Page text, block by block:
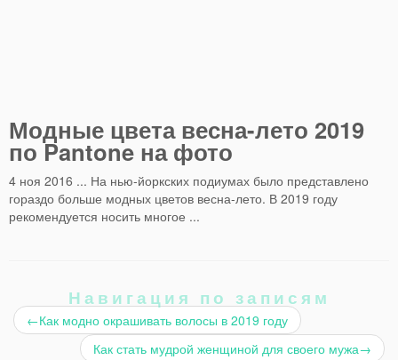
Модные цвета весна-лето 2019
по Pantone на фото
4 ноя 2016 ... На нью-йоркских подиумах было представлено
гораздо больше модных цветов весна-лето. В 2019 году
рекомендуется носить многое ...
Навигация по записям
←Как модно окрашивать волосы в 2019 году
Как стать мудрой женщиной для своего мужа→